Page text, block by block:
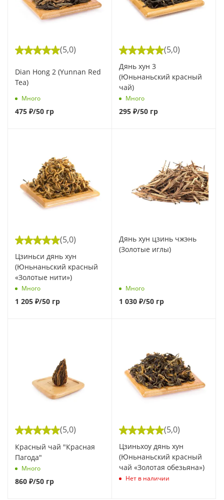
(5,0)
Dian Hong 2 (Yunnan Red
Tea)
Много
475 ₽/50 гр
(5,0)
Дянь хун 3
(Юньнаньский красный
чай)
Много
295 ₽/50 гр
(5,0)
Цзиньси дянь хун
(Юньнаньский красный
«Золотые нити»)
Много
1 205 ₽/50 гр
Дянь хун цзинь чжэнь
(Золотые иглы)
Много
1 030 ₽/50 гр
(5,0)
Красный чай "Красная
Пагода"
Много
860 ₽/50 гр
(5,0)
Цзиньхоу дянь хун
(Юньнаньский красный
чай «Золотая обезьяна»)
Нет в наличии